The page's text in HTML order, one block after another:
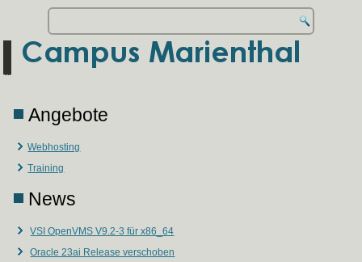
Angebote
Webhosting
Training
News
VSI OpenVMS V9.2-3 für x86_64
Oracle 23ai Release verschoben